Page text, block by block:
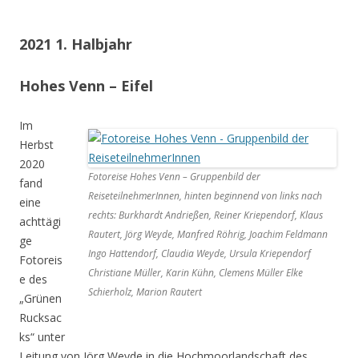
2021 1. Halbjahr
Hohes Venn – Eifel
Fotoreise Hohes Venn – Gruppenbild der
ReiseteilnehmerInnen, hinten beginnend von links nach
rechts: Burkhardt Andrießen, Reiner Kriependorf, Klaus
Rautert, Jörg Weyde, Manfred Röhrig, Joachim Feldmann
Ingo Hattendorf, Claudia Weyde, Ursula Kriependorf
Christiane Müller, Karin Kühn, Clemens Müller Elke
Schierholz, Marion Rautert
Im
Herbst
2020
fand
eine
achttägi
ge
Fotoreis
e des
„Grünen
Rucksac
ks“ unter